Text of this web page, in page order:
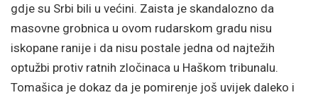
gdje su Srbi bili u većini. Zaista je skandalozno da
masovne grobnica u ovom rudarskom gradu nisu
iskopane ranije i da nisu postale jedna od najtežih
optužbi protiv ratnih zločinaca u Haškom tribunalu.
Tomašica je dokaz da je pomirenje još uvijek daleko i